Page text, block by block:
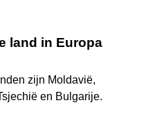
land in Europa
zijn Moldavië,
en Bulgarije.